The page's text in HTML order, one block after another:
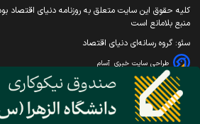
کليه حقوق اين سايت متعلق به روزنامه دنيای اقتصاد
منبع بلامانع است
سئو: گروه رسانه‌ای دنیای اقتصاد
طراحی سایت خبری آسام